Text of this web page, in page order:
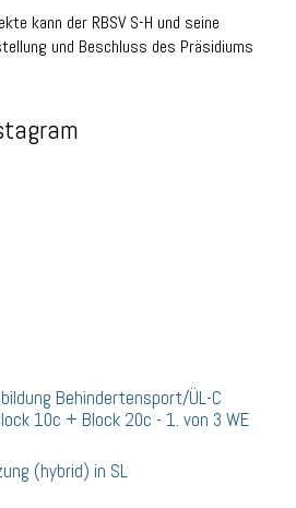
kann der RBSV S-H und seine
und Beschluss des Präsidiums
Behindertensport/ÜL-C
10c + Block 20c - 1. von 3 WE
(hybrid) in SL